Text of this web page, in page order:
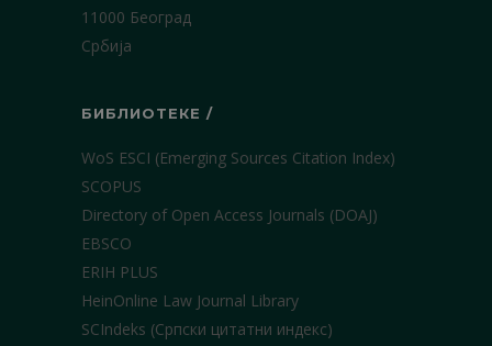
11000 Београд
Србија
БИБЛИОТЕКЕ /
WoS ESCI (Emerging Sources Citation Index)
SCOPUS
Directory of Open Access Journals (DOAJ)
EBSCO
ERIH PLUS
HeinOnline Law Journal Library
SCIndeks (Српски цитатни индекс)